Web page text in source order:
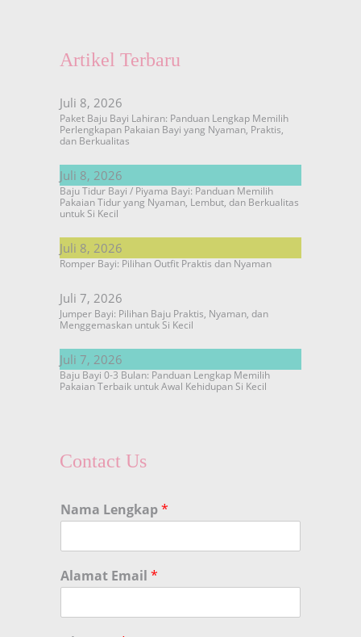
Artikel Terbaru
Juli 8, 2026
Paket Baju Bayi Lahiran: Panduan Lengkap Memilih
Perlengkapan Pakaian Bayi yang Nyaman, Praktis,
dan Berkualitas
Juli 8, 2026
Baju Tidur Bayi / Piyama Bayi: Panduan Memilih
Pakaian Tidur yang Nyaman, Lembut, dan Berkualitas
untuk Si Kecil
Juli 8, 2026
Romper Bayi: Pilihan Outfit Praktis dan Nyaman
Juli 7, 2026
Jumper Bayi: Pilihan Baju Praktis, Nyaman, dan
Menggemaskan untuk Si Kecil
Juli 7, 2026
Baju Bayi 0-3 Bulan: Panduan Lengkap Memilih
Pakaian Terbaik untuk Awal Kehidupan Si Kecil
Contact Us
Nama Lengkap*
Alamat Email *